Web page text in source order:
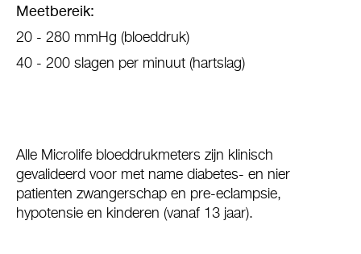
Meetbereik:
20 - 280 mmHg (bloeddruk)
40 - 200 slagen per minuut (hartslag)
Alle Microlife bloeddrukmeters zijn klinisch
gevalideerd voor met name diabetes- en nier
patienten zwangerschap en pre-eclampsie,
hypotensie en kinderen (vanaf 13 jaar).